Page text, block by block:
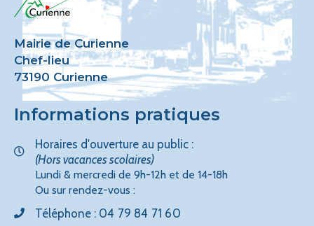
Mairie de Curienne
Chef-lieu
73190 Curienne
Informations pratiques
Horaires d'ouverture au public :
(Hors vacances scolaires)
Lundi & mercredi de 9h-12h et de 14-18h
Ou sur rendez-vous :
Téléphone : 04 79 84 71 60